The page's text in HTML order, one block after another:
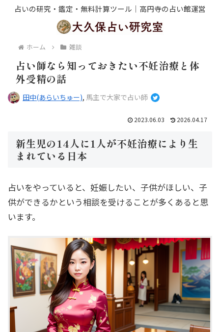
占いの研究・鑑定・無料計算ツール｜高円寺の占い館運営
ホーム 雑談
占い師なら知っておきたい不妊治療と体
外受精の話
田中(あらいちゅー), 馬主で大家で占い師
2023.06.03 2026.04.17
新生児の14人に1人が不妊治療により生
まれている日本
占いをやっていると、妊娠したい、子供がほしい、子
供ができるかという相談を受けることが多くあると思
います。